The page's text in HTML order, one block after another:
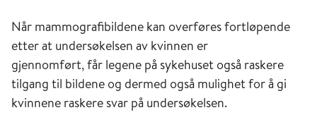
Når mammografibildene kan overføres fortløpende
etter at undersøkelsen av kvinnen er
gjennomført, får legene på sykehuset også raskere
tilgang til bildene og dermed også mulighet for å gi
kvinnene raskere svar på undersøkelsen.